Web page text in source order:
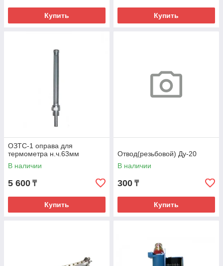
Купить Купить
ОЗТС-1 оправа для
термометра н.ч.63мм
В наличии
5 600 ₸
Купить
Отвод(резьбовой) Ду-20
В наличии
300 ₸
Купить